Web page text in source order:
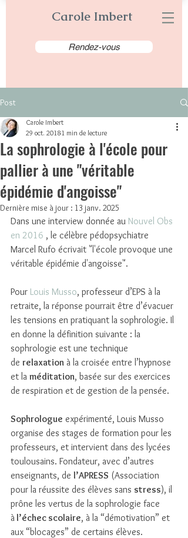
Carole Imbert
Rendez-vous
Post
La sophrologie à l'école pour
pallier à une "véritable
épidémie d'angoisse"
Carole Imbert
29 oct. 20181 min de lecture
Dernière mise à jour : 13 janv. 2025
Dans une interview donnée au Nouvel Obs
en 2016 , le célèbre pédopsychiatre
Marcel Rufo écrivait "l'école provoque une
véritable épidémie d'angoisse".
Pour Louis Musso, professeur d’EPS à la
retraite, la réponse pourrait être d’évacuer
les tensions en pratiquant la sophrologie. Il
en donne la définition suivante : la
sophrologie est une technique
de relaxation à la croisée entre l’hypnose
et la méditation, basée sur des exercices
de respiration et de gestion de la pensée.
Sophrologue expérimenté, Louis Musso
organise des stages de formation pour les
professeurs, et intervient dans des lycées
toulousains. Fondateur, avec d’autres
enseignants, de l’APRESS (Association
pour la réussite des élèves sans stress), il
prône les vertus de la sophrologie face
à l’échec scolaire, à la “démotivation” et
aux “blocages” de certains élèves.